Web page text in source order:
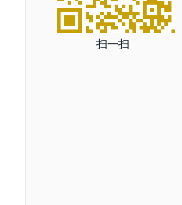
扫一扫